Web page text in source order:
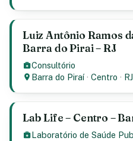
Luiz Antônio Ramos
Barra do Pirai – RJ
Consultório
Barra do Piraí ·Centro · RJ
Lab Life – Centro –
Laboratório de Saúde